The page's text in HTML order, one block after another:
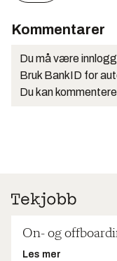
Kommentarer
Du må være
Bruk BankID for
Du kan
On- og
Les mer